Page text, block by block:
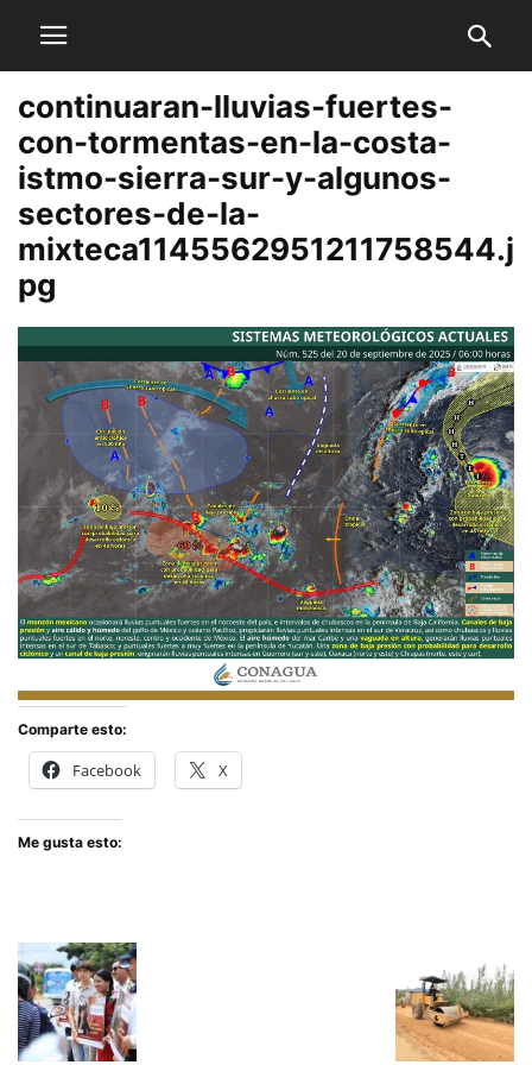
continuaran-lluvias-fuertes-
con-tormentas-en-la-costa-
istmo-sierra-sur-y-algunos-
sectores-de-la-
mixteca1145562951211758544.j
pg
Comparte esto:
Facebook X
Me gusta esto: